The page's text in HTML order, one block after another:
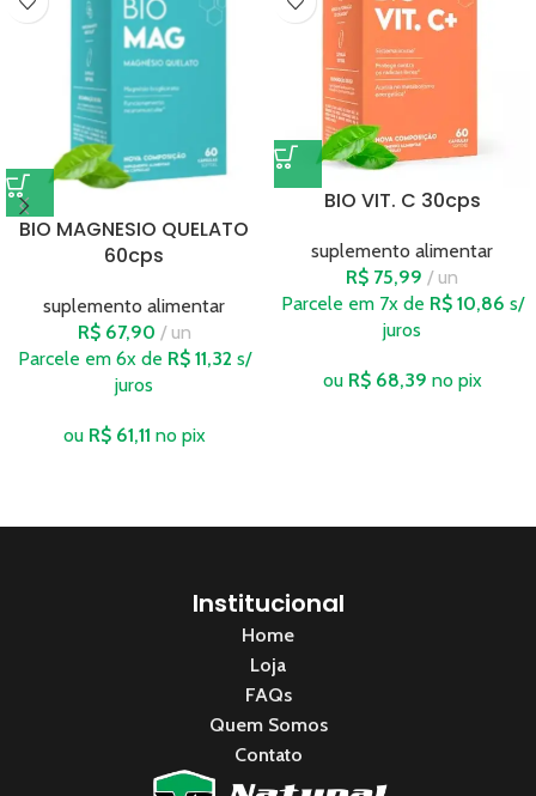
BIO MAGNESIO QUELATO
60cps
suplemento alimentar
R$67,90
un
Parcele em 6x de R$11,32 s/
juros
ou R$61,11 no pix
BIO VIT. C 30cps
suplemento alimentar
R$ 75,99
un
Parcele em 7x de R$10,86 s/
juros
ou R$68,39 no pix
Institucional
Home
Loja
FAQs
Quem Somos
Contato